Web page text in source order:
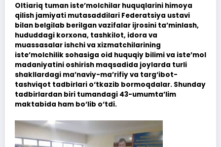
Oltiariq tuman iste’molchilar huquqlarini himoya
qilish jamiyati mutasaddilari Federatsiya ustavi
bilan belgilab berilgan vazifalar ijrosini ta’minlash,
hududdagi korxona, tashkilot, idora va
muassasalar ishchi va xizmatchilarining
iste’molchilik sohasiga oid huquqiy bilimi va iste’mol
madaniyatini oshirish maqsadida joylarda turli
shakllardagi ma’naviy-ma’rifiy va targ‘ibot-
tashviqot tadbirlari o‘tkazib bormoqdalar. Shunday
tadbirlardan biri tumandagi 43-umumta’lim
maktabida ham bo‘lib o‘tdi.